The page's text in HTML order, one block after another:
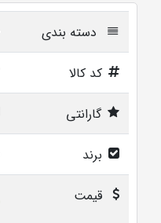
دسته بندی
کد کالا
گارانتی
برند
قیمت